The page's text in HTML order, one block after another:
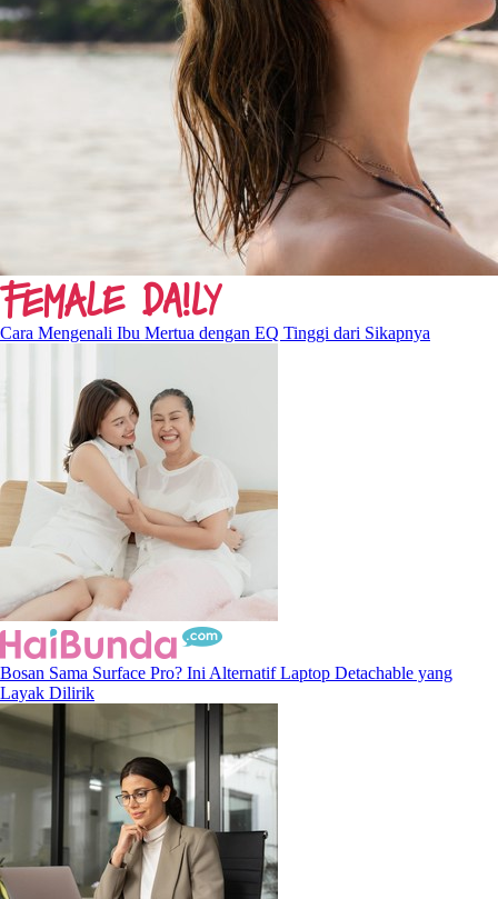
Cara Mengenali Ibu Mertua dengan EQ Tinggi dari Sikapnya
Bosan Sama Surface Pro? Ini Alternatif Laptop Detachable yang
Layak Dilirik